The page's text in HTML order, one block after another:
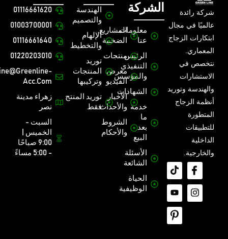
شركة رائدة
عالميًا في مجال
ابتكارات الزجاج
المعماري.
نتخصص في
الاستشارات
والهندسة وتوريد
أنظمة الزجاج
المتطورة
للتطبيقات
الداخلية
والخارجية.
الشركة
معلومات
عنا
الرئيس
التنفيذي
والمؤسس
الشهادات
خدمة
ما
بعد
البيع
الأسئلة
الشائعة
الحياة
الوظيفية
المشاريع
الضخمة
منتجات
معرض
الفيديو
الأخبار
والأحداث
الشروط
والأحكام
الهندسة
والتصميم
الإلهام
والتخطيط
توريد
المنتجات
وتركيبها
توريد المنتج
فقط
01116661620
01003700001
01116661640
01220203010
Acc.com
زهراء مدينة
نصر
السبت -
الخميس |
9:00 صباحًا
- 5:00 مساءً